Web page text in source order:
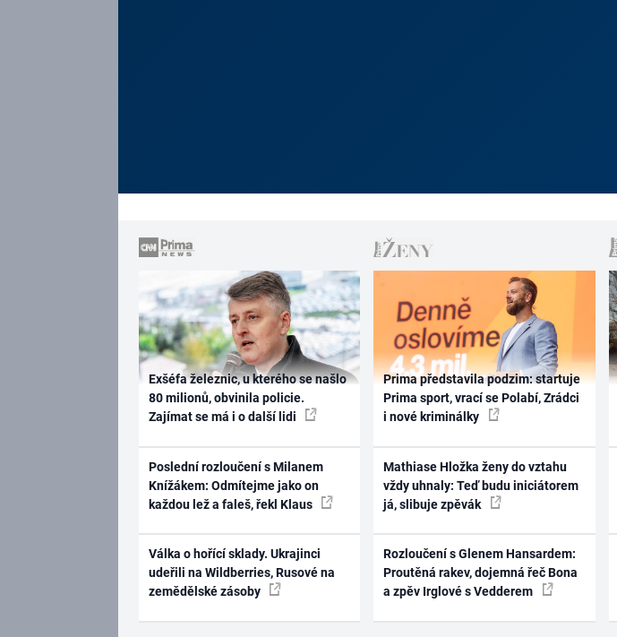
Exšéfa železnic, u kterého se našlo
80 milionů, obvinila policie.
Zajímat se má i o další lidi
Poslední rozloučení s Milanem
Knížákem: Odmítejme jako on
každou lež a faleš, řekl Klaus
Válka o hořící sklady. Ukrajinci
udeřili na Wildberries, Rusové na
zemědělské zásoby
Prima představila podzim: startuje
Prima sport, vrací se Polabí, Zrádci
i nové kriminálky
Mathiase Hložka ženy do vztahu
vždy uhnaly: Teď budu iniciátorem
já, slibuje zpěvák
Rozloučení s Glenem Hansardem:
Proutěná rakev, dojemná řeč Bona
a zpěv Irglové s Vedderem